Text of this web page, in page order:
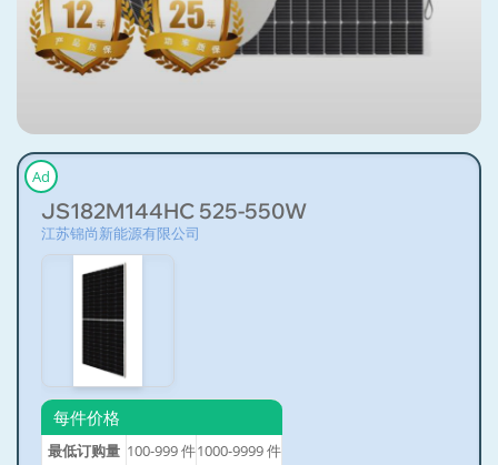
Ad
JS182M144HC 525-550W
江苏锦尚新能源有限公司
每件价格
最低订购量 100-999件1000-9999件